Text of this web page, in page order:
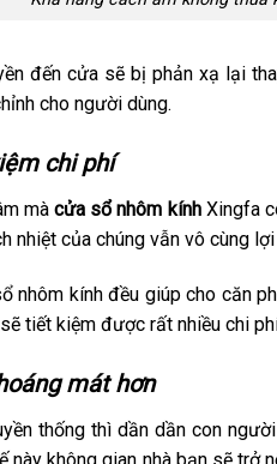
đến cửa sẽ bị phản xạ lại
cho người dùng.
chi phí
màcửa sổ nhôm kínhXingfa
nhiệt của chúng vẫn vô cùng lợi
nhôm kính đều giúp cho căn
tiết kiệm được rất nhiều chi
mát hơn
thống thì dần dần con
không gian nhà bạn sẽ trở